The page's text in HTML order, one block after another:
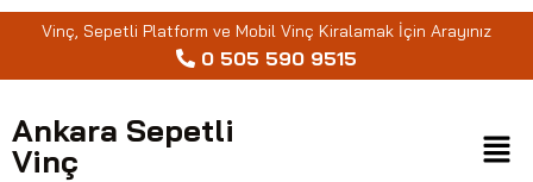
Vinç, Sepetli Platform ve Mobil Vinç Kiralamak İçin Arayınız
0 505 590 9515
Ankara Sepetli
Vinç